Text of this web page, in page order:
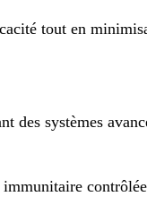
tout en
des systèmes
contrôlée